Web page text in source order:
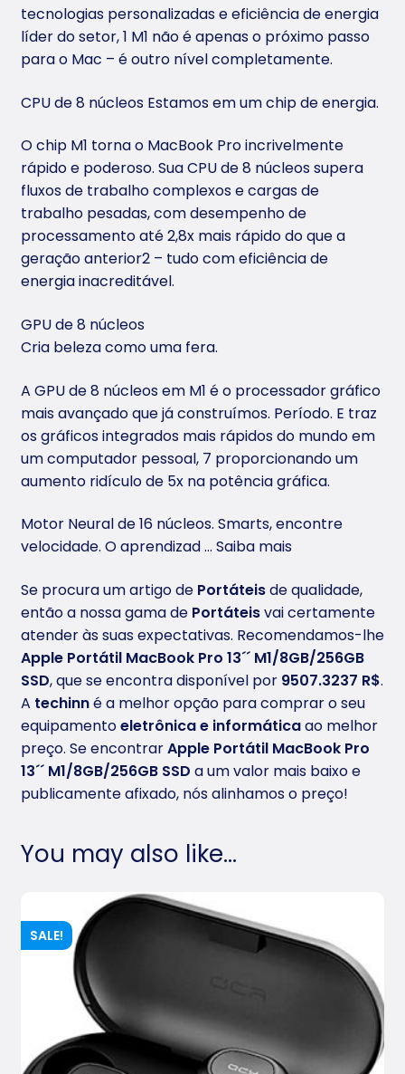
tecnologias personalizadas e eficiência de energia
líder do setor, 1 M1 não é apenas o próximo passo
para o Mac – é outro nível completamente.
CPU de 8 núcleos Estamos em um chip de energia.
O chip M1 torna o MacBook Pro incrivelmente
rápido e poderoso. Sua CPU de 8 núcleos supera
fluxos de trabalho complexos e cargas de
trabalho pesadas, com desempenho de
processamento até 2,8x mais rápido do que a
geração anterior2 – tudo com eficiência de
energia inacreditável.
GPU de 8 núcleos
Cria beleza como uma fera.
A GPU de 8 núcleos em M1 é o processador gráfico
mais avançado que já construímos. Período. E traz
os gráficos integrados mais rápidos do mundo em
um computador pessoal, 7 proporcionando um
aumento ridículo de 5x na potência gráfica.
Motor Neural de 16 núcleos. Smarts, encontre
velocidade. O aprendizad… Saiba mais
Se procura um artigo de Portáteisde qualidade,
então a nossa gama de Portáteisvai certamente
atender às suas expectativas. Recomendamos-lhe
Apple Portátil MacBook Pro 13´´ M1/8GB/256GB
SSD, que se encontra disponível por 9507.3237 R$.
A techinné a melhor opção para comprar o seu
equipamentoeletrônica e informáticaao melhor
preço. Se encontrarApple Portátil MacBook Pro
13´´ M1/8GB/256GB SSD a um valor mais baixo e
publicamente afixado, nós alinhamos o preço!
You may also like…
SALE!